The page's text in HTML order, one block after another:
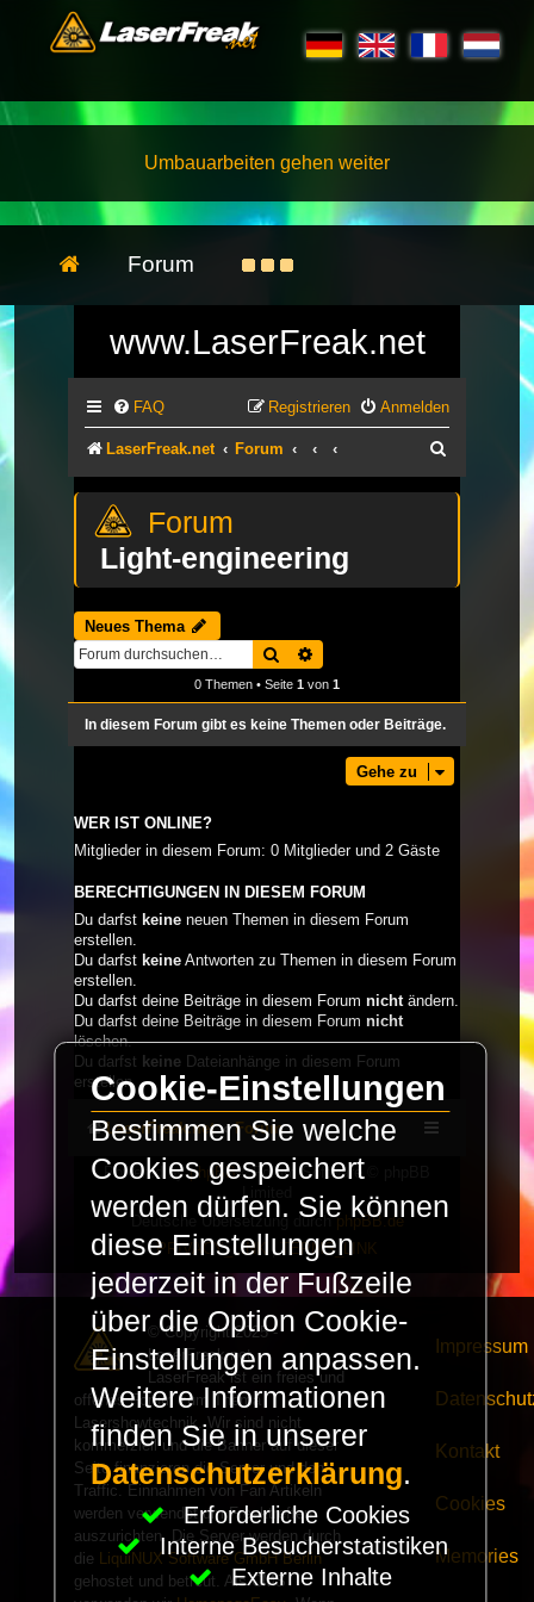
Umbauarbeiten gehen weiter
Forum
www.LaserFreak.net
FAQ Anmelden
Registrieren
LaserFreak.net Forum
Light-engineering
Neues Thema
Suche
0 Themen • Seite 1 von 1
In diesem Forum gibt es keine Themen oder Beiträge.
Gehe zu
WER IST ONLINE?
Mitglieder in diesem Forum: 0 Mitglieder und 2 Gäste
BERECHTIGUNGEN IN DIESEM FORUM
Du darfst keine neuen Themen in diesem Forum
erstellen.
Du darfst keine Antworten zu Themen in diesem Forum
erstellen.
Du darfst deine Beiträge in diesem Forum nicht ändern.
Du darfst deine Beiträge in diesem Forum nicht
löschen.
Du darfst keine Dateianhänge in diesem Forum
erstellen.
LaserFreak.net Forum
Powered byphpBB® Forum Software © phpBB
Limited
Deutsche Übersetzung durchphpBB.de
PRIVACY_LINK |TERMS_LINK
© Copyright 2025 -
LaserFreak.net
LaserFreak ist ein freies und
offenes Forum zum Thema
Lasershowtechnik. Wir sind nicht
kommerziell und die Banner auf dieser
Seite finanzieren die Server und den
Traffic. Einnahmen von Fan Artikeln
werden verwendet um Freaktreffen
auszurichten. Die Server werden durch
die
LiquiNUX Software GmbH Berlin
gehostet und betreut. Als CMS
Impressum
Kontakt
Cookies
Memories
Cookie-Einstellungen
Bestimmen Sie welche
Cookies gespeichert
werden dürfen. Sie können
diese Einstellungen
jederzeit in der Fußzeile
über die Option Cookie-
Einstellungen anpassen.
Weitere Informationen
finden Sie in unserer
Datenschutzerklärung.
Erforderliche Cookies
Interne Besucherstatistiken
Externe Inhalte